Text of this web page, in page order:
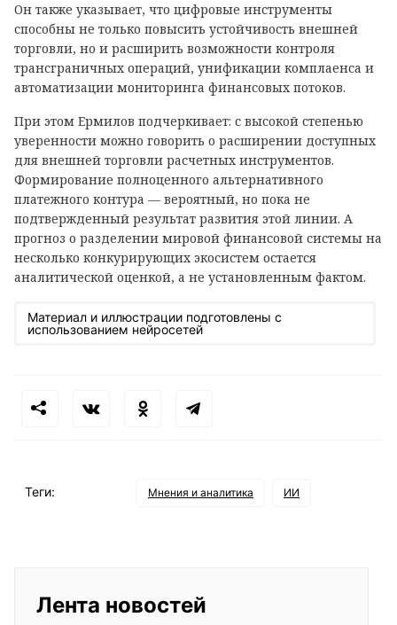
Он также указывает, что цифровые инструменты
способны не только повысить устойчивость внешней
торговли, но и расширить возможности контроля
трансграничных операций, унификации комплаенса и
автоматизации мониторинга финансовых потоков.
При этом Ермилов подчеркивает: с высокой степенью
уверенности можно говорить о расширении доступных
для внешней торговли расчетных инструментов.
Формирование полноценного альтернативного
платежного контура — вероятный, но пока не
подтвержденный результат развития этой линии. А
прогноз о разделении мировой финансовой системы на
несколько конкурирующих экосистем остается
аналитической оценкой, а не установленным фактом.
Материал и иллюстрации подготовлены с
использованием нейросетей
Теги: Мнения и аналитика ИИ
Лента новостей